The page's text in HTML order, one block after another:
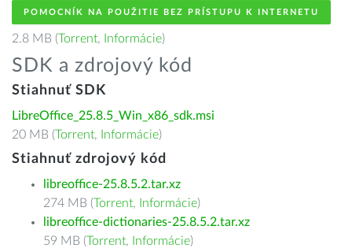
POMOCNÍK NA POUŽITIE BEZ PRÍSTUPU K INTERNETU
2.8 MB (Torrent, Informácie)
SDK a zdrojový kód
Stiahnuť SDK
LibreOffice_25.8.5_Win_x86_sdk.msi
20 MB (Torrent, Informácie)
Stiahnuť zdrojový kód
libreoffice-25.8.5.2.tar.xz
274 MB (Torrent, Informácie)
libreoffice-dictionaries-25.8.5.2.tar.xz
59 MB (Torrent, Informácie)